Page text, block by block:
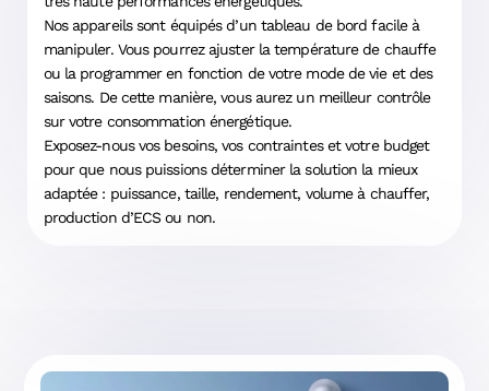
Nos appareils sont équipés d’un tableau de bord facile à
manipuler. Vous pourrez ajuster la température de chauffe
ou la programmer en fonction de votre mode de vie et des
saisons. De cette manière, vous aurez un meilleur contrôle
sur votre consommation énergétique.
Exposez-nous vos besoins, vos contraintes et votre budget
pour que nous puissions déterminer la solution la mieux
adaptée : puissance, taille, rendement, volume à chauffer,
production d’ECS ou non.